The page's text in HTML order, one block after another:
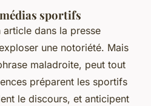
sportifs
article dans la presse
une notoriété. Mais
maladroite, peut tout
préparent les sportifs
le discours, et anticipent